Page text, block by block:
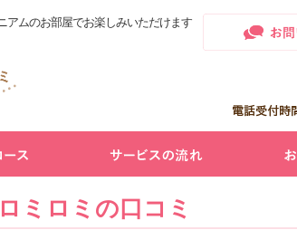
アムのお部屋でお楽しみいただけます
ロミロミの口コミ